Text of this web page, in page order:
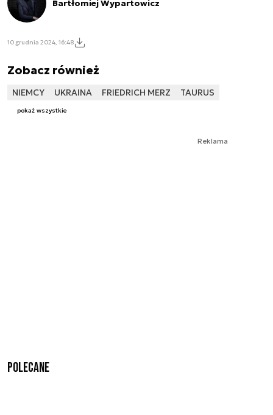
Bartłomiej Wypartowicz
10 grudnia 2024, 16:48
Zobacz również
NIEMCY UKRAINA FRIEDRICH MERZ TAURUS
pokaż wszystkie
Reklama
Polecane